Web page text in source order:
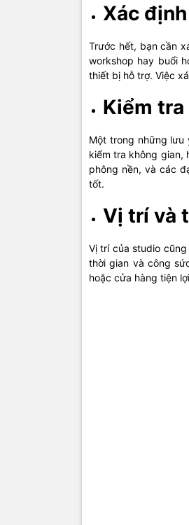
Xác
Trước hết, bạn cần
workshop hay buổi
thiết bị hỗ trợ. Việc
Kiểm
Một trong những
kiểm tra không gian,
phông nền, và các
tốt.
Vị trí và
Vị trí của studio
thời gian và công
hoặc cửa hàng tiện